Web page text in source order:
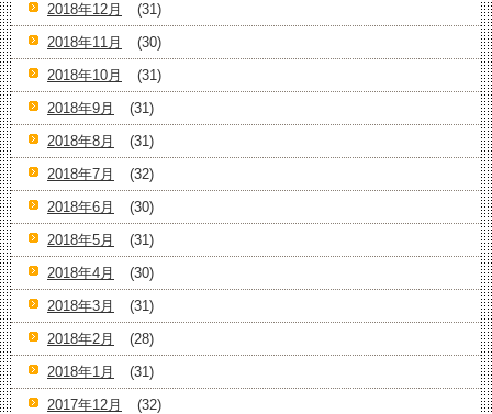
2018年12月
(31)
2018年11月
(30)
2018年10月
(31)
2018年9月
(31)
2018年8月
(31)
2018年7月
(32)
2018年6月
(30)
2018年5月
(31)
2018年4月
(30)
2018年3月
(31)
2018年2月
(28)
2018年1月
(31)
2017年12月
(32)